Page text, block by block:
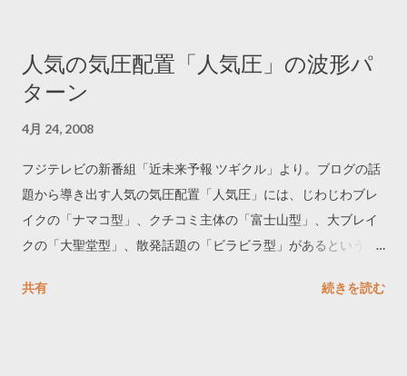
人気の気圧配置「人気圧」の波形パ
ターン
4月 24, 2008
フジテレビの新番組「近未来予報 ツギクル」より。ブログの話
題から導き出す人気の気圧配置「人気圧」には、じわじわブレ
イクの「ナマコ型」、クチコミ主体の「富士山型」、大ブレイ
クの「大聖堂型」、散発話題の「ビラビラ型」があるという。1
るのだとか。この番組は放送後から翌週の放送開始までの1週
共有 続きを読む